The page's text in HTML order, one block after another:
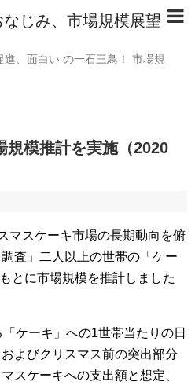
じみ、市場規模展望
、面白い の一石三鳥！ 市場規
規模推計を実施（2020
マスケーキ市場の長期動向を俯
査」二人以上の世帯の「ケー
とに市場規模を推計しました
ケーキ」への1世帯当たりの日
よびクリスマス前の突出部分
スケーキへの支出額と想定、